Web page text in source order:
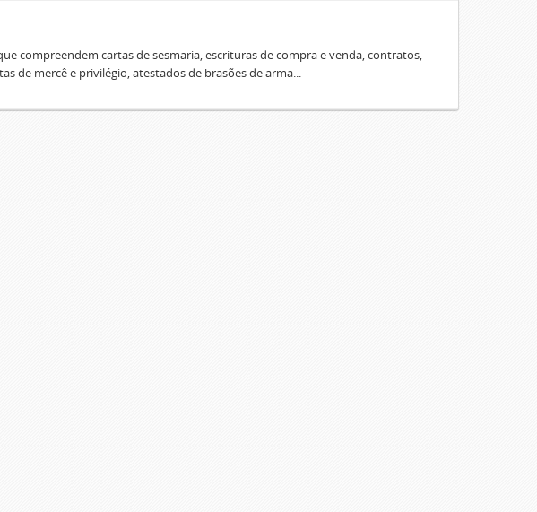
compreendem cartas de sesmaria, escrituras de compra e venda, contratos,
de mercê e privilégio, atestados de brasões de arma...